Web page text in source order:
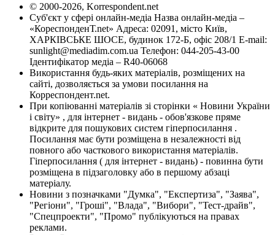
© 2000-2026, Korrespondent.net
Суб'єкт у сфері онлайн-медіа Назва онлайн-медіа –
«КореспонденТ.net» Адреса: 02091, місто Київ,
ХАРКІВСЬКЕ ШОСЕ, будинок 172-Б, офіс 208/1 E-mail:
sunlight@mediadim.com.ua Телефон: 044-205-43-00
Ідентифікатор медіа – R40-06068
Використання будь-яких матеріалів, розміщених на
сайті, дозволяється за умови посилання на
Корреспондент.net.
При копіюванні матеріалів зі сторінки « Новини України
і світу» , для інтернет - видань - обов'язкове пряме
відкрите для пошукових систем гіперпосилання .
Посилання має бути розміщена в незалежності від
повного або часткового використання матеріалів.
Гіперпосилання ( для інтернет - видань) - повинна бути
розміщена в підзаголовку або в першому абзаці
матеріалу.
Новини з позначками "Думка", "Експертиза", "Заява",
"Регіони", "Гроші", "Влада", "Вибори", "Тест-драйв",
"Спецпроекти", "Промо" публікуються на правах
реклами.